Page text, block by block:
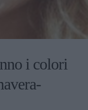
i colori